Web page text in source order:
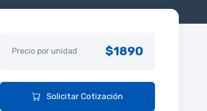
Precio por unidad $1890
Solicitar Cotización